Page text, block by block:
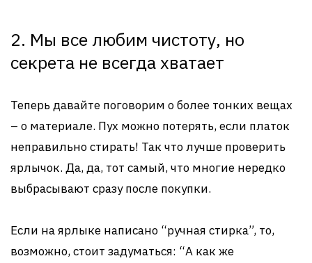
2. Мы все любим чистоту, но
секрета не всегда хватает
Теперь давайте поговорим о более тонких вещах
– о материале. Пух можно потерять, если платок
неправильно стирать! Так что лучше проверить
ярлычок. Да, да, тот самый, что многие нередко
выбрасывают сразу после покупки.
Если на ярлыке написано “ручная стирка”, то,
возможно, стоит задуматься: “А как же